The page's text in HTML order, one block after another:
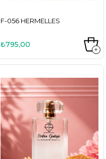
F-056 HERMELLES
₺795,00